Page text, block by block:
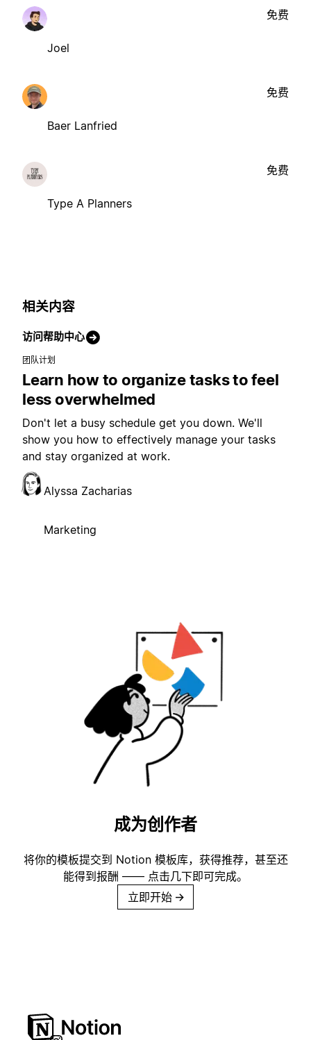
Joel
免费
Baer Lanfried
免费
Type A Planners
免费
相关内容
访问帮助中心
团队计划
Learn how to organize tasks to feel
less overwhelmed
Don't let a busy schedule get you down. We'll
show you how to effectively manage your tasks
and stay organized at work.
Alyssa Zacharias
Marketing
成为创作者
将你的模板提交到 Notion 模板库，获得推荐，甚至还
能得到报酬 —— 点击几下即可完成。
立即开始 →